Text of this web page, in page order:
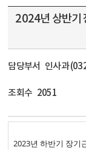
2024년 상반기
담당부서 인사과
조회수 2051
2023년 하반기 장기